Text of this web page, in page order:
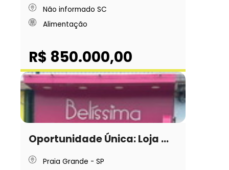
Não informado SC
Alimentação
R$ 850.000,00
Oportunidade Única: Loja ...
Praia Grande - SP